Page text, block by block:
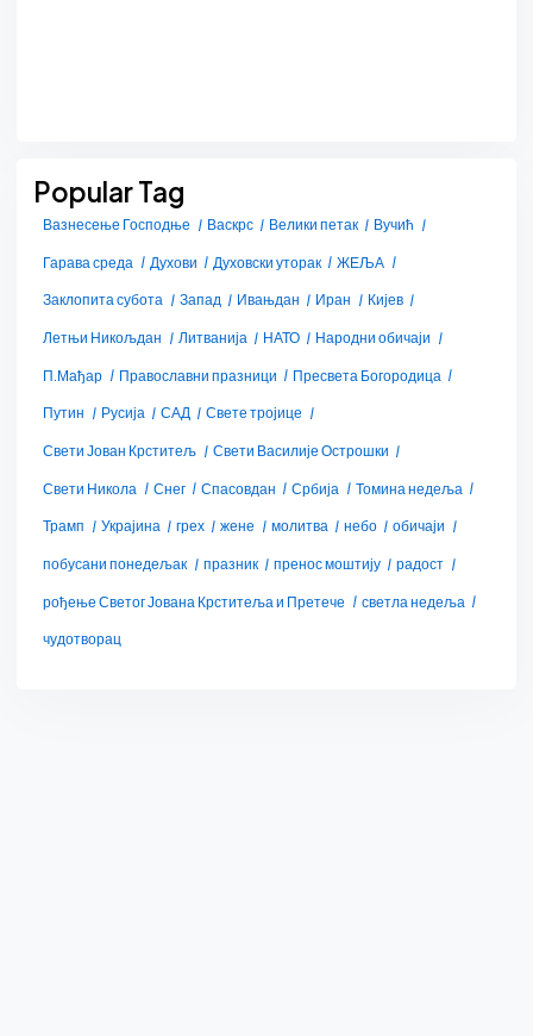
Popular Tag
Вазнесење Господње Васкрс Велики петак
Вучић
Гарава среда
Духови Духовски уторак
ЖЕЉА
Заклопита субота
Запад Ивањдан Иран
Кијев
Летњи Никољдан
Литванија НАТО
Народни обичаји
П.Мађар
Православни празници
Пресвета Богородица
Путин
Русија САД
Свете тројице
Свети Јован Крститељ
Свети Василије Острошки
Свети Никола
Снег Спасовдан Србија
Томина недеља
Трамп
Украјина грех жене молитва небо
обичаји
побусани понедељак
празник пренос моштију
радост
рођење Светог Јована Крститеља и Претече
светла недеља
чудотворац